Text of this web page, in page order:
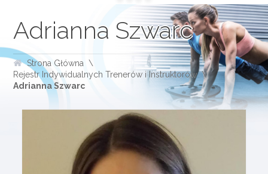
Adrianna Szwarc
Strona Główna
Rejestr Indywidualnych Trenerów i Instruktorów
Adrianna Szwarc